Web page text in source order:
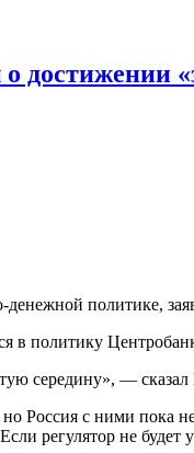
достижении
денежной политике,
в политику
середину», —
Россия с ними пока
регулятор не